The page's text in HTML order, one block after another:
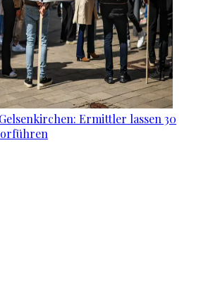
Ermittler lassen 30